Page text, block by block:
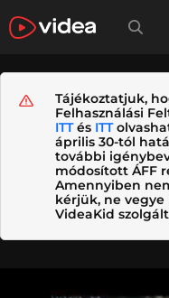
Tájékoztatjuk,
Felhasználási
ITTés ITT
április 30-tól
további
módosított ÁFF
Amennyiben
kérjük, ne vegye
VideaKid